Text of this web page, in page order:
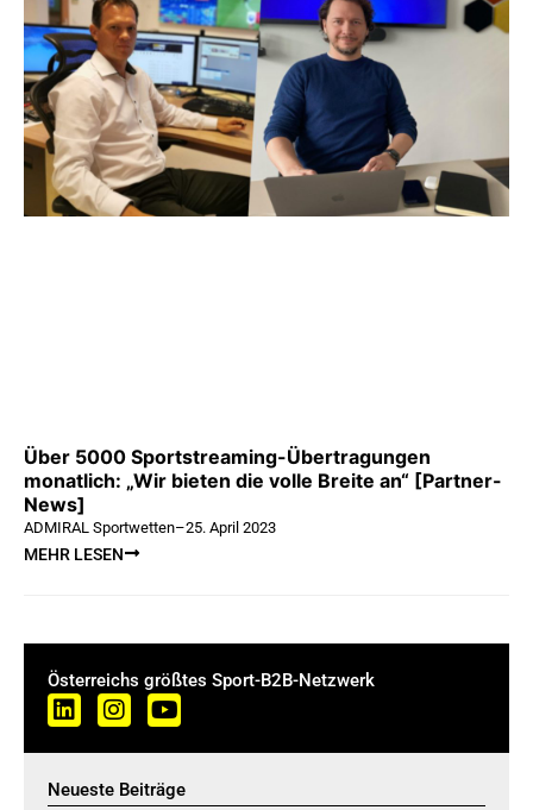
Über 5000 Sportstreaming-Übertragungen
monatlich: „Wir bieten die volle Breite an“ [Partner-
News]
ADMIRAL Sportwetten–25. April 2023
MEHR LESEN
Österreichs größtes Sport-B2B-Netzwerk
Neueste Beiträge